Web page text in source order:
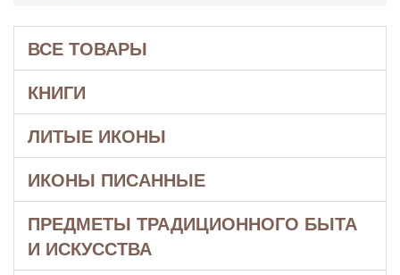
ВСЕ ТОВАРЫ
КНИГИ
ЛИТЫЕ ИКОНЫ
ИКОНЫ ПИСАННЫЕ
ПРЕДМЕТЫ ТРАДИЦИОННОГО БЫТА
И ИСКУССТВА